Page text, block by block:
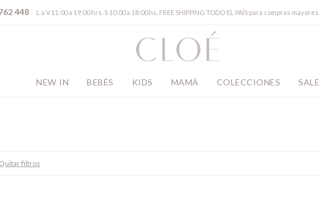
NEW IN BEBÉS KIDS MAMÁ COLECCIONES SALE
448 L a V 11:00 a 19:00 hrs. S 10:00 a 18:00 hs. FREE SHIPPING TODO EL PAÍS para compras
Quitar filtros